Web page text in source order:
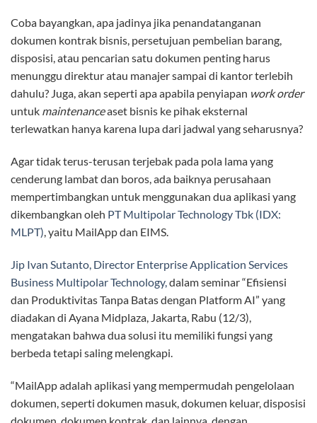
Coba bayangkan, apa jadinya jika penandatanganan
dokumen kontrak bisnis, persetujuan pembelian barang,
disposisi, atau pencarian satu dokumen penting harus
menunggu direktur atau manajer sampai di kantor terlebih
dahulu? Juga, akan seperti apa apabila penyiapan work order
untuk maintenanceaset bisnis ke pihak eksternal
terlewatkan hanya karena lupa dari jadwal yang seharusnya?
Agar tidak terus-terusan terjebak pada pola lama yang
cenderung lambat dan boros, ada baiknya perusahaan
mempertimbangkan untuk menggunakan dua aplikasi yang
dikembangkan oleh PT Multipolar Technology Tbk (IDX:
MLPT), yaitu MailApp dan EIMS.
Jip Ivan Sutanto, Director Enterprise Application Services
Business Multipolar Technology,dalam seminar “Efisiensi
dan Produktivitas Tanpa Batas dengan Platform AI” yang
diadakan di Ayana Midplaza, Jakarta, Rabu (12/3),
mengatakan bahwa dua solusi itu memiliki fungsi yang
berbeda tetapi saling melengkapi.
“MailApp adalah aplikasi yang mempermudah pengelolaan
dokumen, seperti dokumen masuk, dokumen keluar, disposisi
dokumen, dokumen kontrak, dan lainnya, dengan